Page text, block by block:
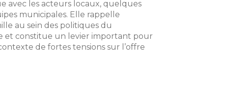
avec les acteurs locaux, quelques
municipales. Elle rappelle
au sein des politiques du
et constitue un levier important pour
de fortes tensions sur l’offre